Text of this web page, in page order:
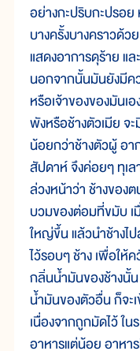
อย่างกะปริบกะปรอ
บางครั้งบางคราวด้
แสดงอาการดุร้าย แ
นอกจากนั้นมันยังมีค
หรือเจ้าของของมัน
พังหรือช้างตัวเมีย จ
น้อยกว่าช้างตัวผู้ อ
สัปดาห์ จึงค่อยๆ ทุเ
ล่วงหน้าว่า ช้างของ
บวมของต่อมที่ขมับ เ
ใหญ่ขึ้น แล้วนำช้างไ
ไว้รอบๆ ช้าง เพื่อให้
กลิ่นน้ำมันของช้างนั้น
น้ำมันของตัวอื่น ก็จะ
เนื่องจากถูกมัดไว้ ใน
อาหารแต่น้อย อาหา